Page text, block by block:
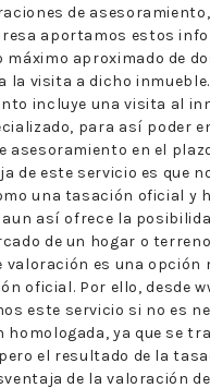
de
aportamos estos
máximo aproximado de
la visita a dicho
incluye una visita al
para así poder
asesoramiento en el
de este servicio es que
una tasación oficial y
aun así ofrece la
de un hogar o
valoración es una opción
oficial. Por ello, desde
este servicio si no es
homologada, ya que se
el resultado de la
de la valoración